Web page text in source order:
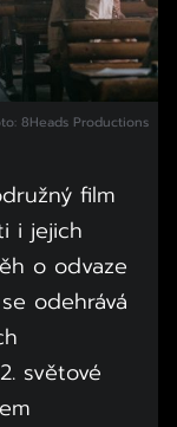
8Heads Productions
film
i jejich
o odvaze
odehrává
světové